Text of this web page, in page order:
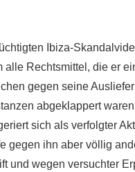
Ibiza-
Rechtsmittel, die er
gegen seine
abgeklappert
sich als verfolgter
gegen ihn aber völlig
und wegen versuchter